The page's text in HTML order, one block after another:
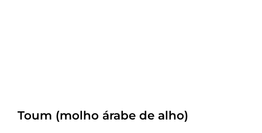
Toum (molho árabe de alho)